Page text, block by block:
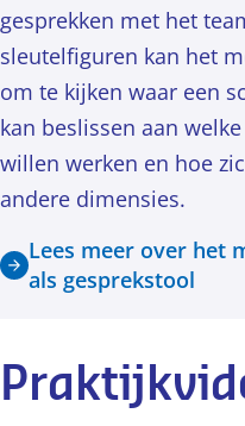
gesprekken met het
sleutelfiguren kan het
om te kijken waar een
kan beslissen aan
willen werken en hoe
andere dimensies.
Lees meer over het
als gesprekstool